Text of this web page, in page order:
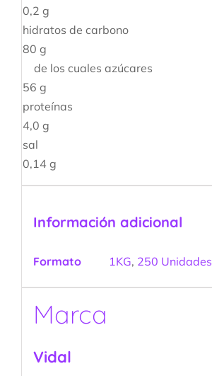
0,2 g
hidratos de carbono
80 g
de los cuales azúcares
56 g
proteínas
4,0 g
sal
0,14 g
Información adicional
Formato 1KG, 250 Unidades
Marca
Vidal